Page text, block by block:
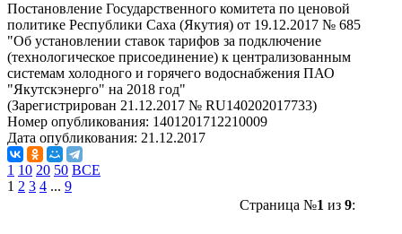
Постановление Государственного комитета по ценовой
политике Республики Саха (Якутия) от 19.12.2017 № 685
"Об установлении ставок тарифов за подключение
(технологическое присоединение) к централизованным
системам холодного и горячего водоснабжения ПАО
"Якутскэнерго" на 2018 год"
(Зарегистрирован 21.12.2017 № RU140202017733)
Номер опубликования: 1401201712210009
Дата опубликования: 21.12.2017
1 10 20 50 ВСЕ
1 2 3 4 ... 9
Страница №1 из 9: